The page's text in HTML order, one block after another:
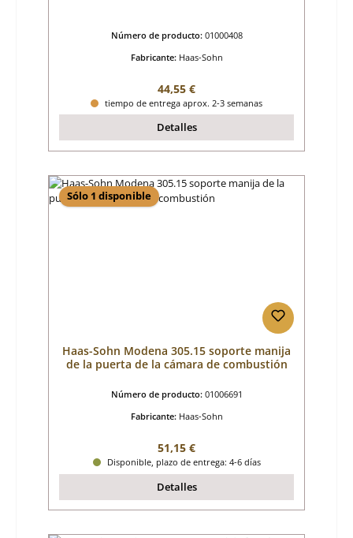
Número de producto: 01000408
Fabricante: Haas-Sohn
Precio normal:
44,55 €
tiempo de entrega aprox. 2-3 semanas
Detalles
Sólo 1 disponible
Haas-Sohn Modena 305.15 soporte manija
de la puerta de la cámara de combustión
Número de producto: 01006691
Fabricante: Haas-Sohn
Precio normal:
51,15 €
Disponible, plazo de entrega: 4-6 días
Detalles